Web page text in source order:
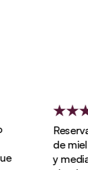
de miel
y media